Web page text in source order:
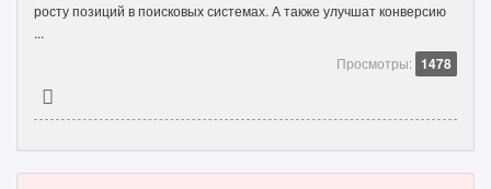
росту позиций в поисковых системах. А также улучшат конверсию
...
Просмотры: 1478